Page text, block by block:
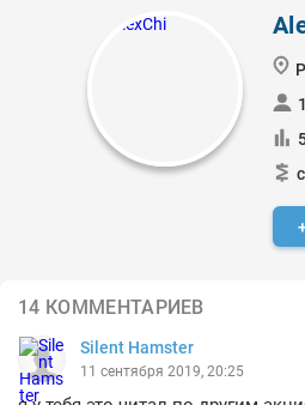
14 КОММЕНТАРИЕВ
Silent Hamster
11 сентября 2019, 20:25